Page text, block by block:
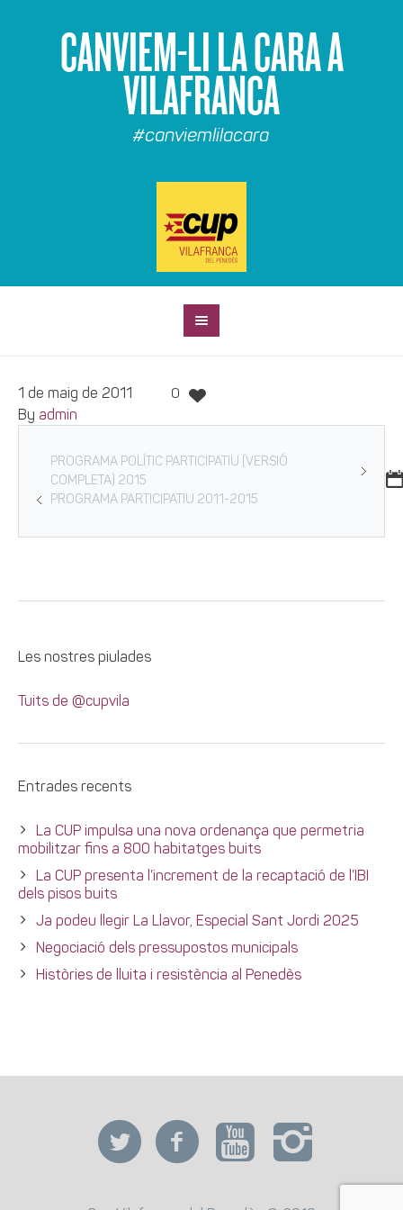
CANVIEM-LI LA CARA A
VILAFRANCA
#canviemlilacara
1 de maig de 2011 0
By admin
PROGRAMA POLÍTIC PARTICIPATIU (VERSIÓ
COMPLETA) 2015
PROGRAMA PARTICIPATIU 2011-2015
Les nostres piulades
Tuits de @cupvila
Entrades recents
La CUP impulsa una nova ordenança que permetria
mobilitzar fins a 800 habitatges buits
La CUP presenta l’increment de la recaptació de l’IBI
dels pisos buits
Ja podeu llegir La Llavor, Especial Sant Jordi 2025
Negociació dels pressupostos municipals
Històries de lluita i resistència al Penedès